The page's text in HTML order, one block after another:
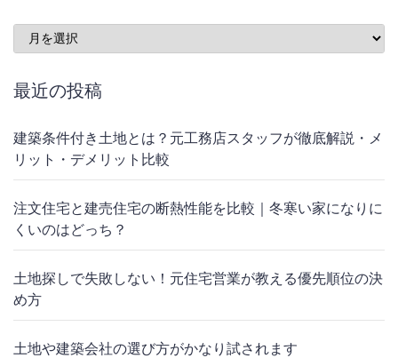
Archives
最近の投稿
建築条件付き土地とは？元工務店スタッフが徹底解説・メ
リット・デメリット比較
注文住宅と建売住宅の断熱性能を比較｜冬寒い家になりに
くいのはどっち？
土地探しで失敗しない！元住宅営業が教える優先順位の決
め方
土地や建築会社の選び方がかなり試されます